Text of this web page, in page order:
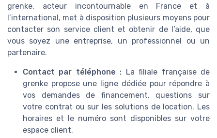
grenke, acteur incontournable en France et à
l’international, met à disposition plusieurs moyens pour
contacter son service client et obtenir de l’aide, que
vous soyez une entreprise, un professionnel ou un
partenaire.
Contact par téléphone : La filiale française de
grenke propose une ligne dédiée pour répondre à
vos demandes de financement, questions sur
votre contrat ou sur les solutions de location. Les
horaires et le numéro sont disponibles sur votre
espace client.